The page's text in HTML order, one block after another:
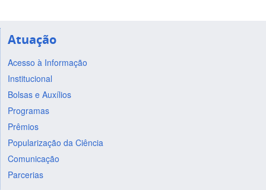
Atuação
Acesso à Informação
Institucional
Bolsas e Auxílios
Programas
Prêmios
Popularização da Ciência
Comunicação
Parcerias